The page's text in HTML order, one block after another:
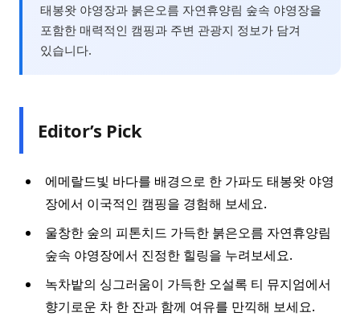
태봉왓 야영장과 붉은오름 자연휴양림 숲속 야영장을
포함한 매력적인 캠핑과 주변 관광지 정보가 담겨
있습니다.
Editor’s Pick
에메랄드빛 바다를 배경으로 한 가파도 태봉왓 야영
장에서 이국적인 캠핑을 경험해 보세요.
울창한 숲의 피톤치드 가득한 붉은오름 자연휴양림
숲속 야영장에서 진정한 힐링을 누려보세요.
녹차밭의 싱그러움이 가득한 오설록 티 뮤지엄에서
향기로운 차 한 잔과 함께 여유를 만끽해 보세요.